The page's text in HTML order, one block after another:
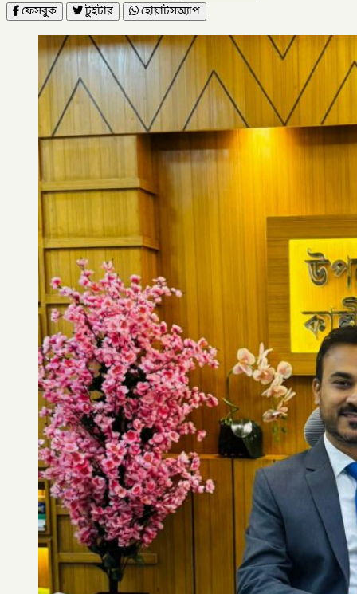
ফেসবুক
টুইটার হোয়াটসঅ্যাপ